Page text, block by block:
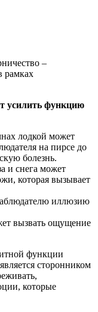
–
рамках
усилить функцию
лодкой может
на пирсе до
болезнь.
и снега может
которая вызывает
иллюзию
вызвать ощущение
функции
сторонником
которые